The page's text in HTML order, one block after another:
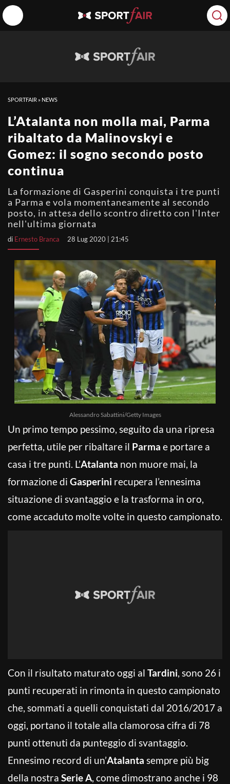
SPORTFAIR » NEWS
L’Atalanta non molla mai, Parma
ribaltato da Malinovskyi e
Gomez: il sogno secondo posto
continua
La formazione di Gasperini conquista i tre punti
a Parma e vola momentaneamente al secondo
posto, in attesa dello scontro diretto con l'Inter
nell'ultima giornata
di Ernesto Branca 28 Lug 2020 | 21:45
Alessandro Sabattini/Getty Images
Un primo tempo pessimo, seguito da una ripresa
perfetta, utile per ribaltare il Parma e portare a
casa i tre punti. L’Atalanta non muore mai, la
formazione di Gasperini recupera l’ennesima
situazione di svantaggio e la trasforma in oro,
come accaduto molte volte in questo campionato.
Con il risultato maturato oggi al Tardini, sono 26 i
punti recuperati in rimonta in questo campionato
che, sommati a quelli conquistati dal 2016/2017 a
oggi, portano il totale alla clamorosa cifra di 78
punti ottenuti da punteggio di svantaggio.
Ennesimo record di un’Atalanta sempre più big
della nostra Serie A, come dimostrano anche i 98